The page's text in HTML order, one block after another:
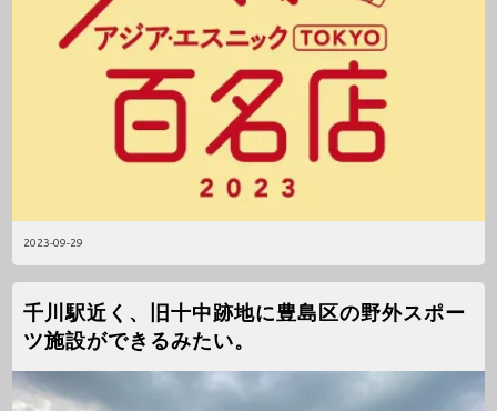
2023-09-29
千川駅近く、旧十中跡地に豊島区の野外スポー
ツ施設ができるみたい。